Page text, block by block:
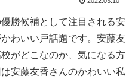
勝候補として注目される安
わいい戸話題です。安藤友
がどこなのか、気になる方
安藤友香さんのかわいい私